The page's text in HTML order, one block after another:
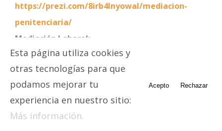
https://prezi.com/8irb4lnyowal/mediacion-
penitenciaria/
Mediación Laboral:
https://prezi.com/l0zmk1ttr70d/mediacion-
laboral/
https://prezi.com/9uvpnuqmcnvd/mediacion-
laboral/
Esta página utiliza cookies y
otras tecnologías para que
podamos mejorar tu
experiencia en nuestro sitio:
Más información.
Acepto Rechazar